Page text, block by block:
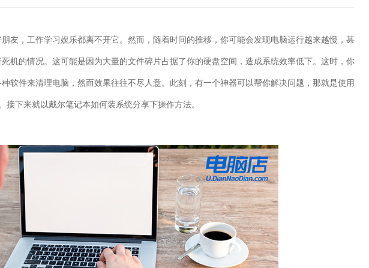
友，工作学习娱乐都离不开它。然而，随着时间的推移，你可能会发现电脑运行越来越慢，甚
机的情况。这可能是因为大量的文件碎片占据了你的硬盘空间，造成系统效率低下。这时，你
软件来清理电脑，然而效果往往不尽人意。此刻，有一个神器可以帮你解决问题，那就是使用
接下来就以戴尔笔记本如何装系统分享下操作方法。